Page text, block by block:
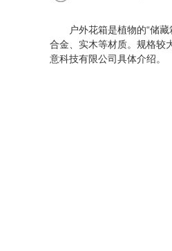
户外花箱是植物的“储藏
合金、实木等材质。规格较
意科技有限公司具体介绍。